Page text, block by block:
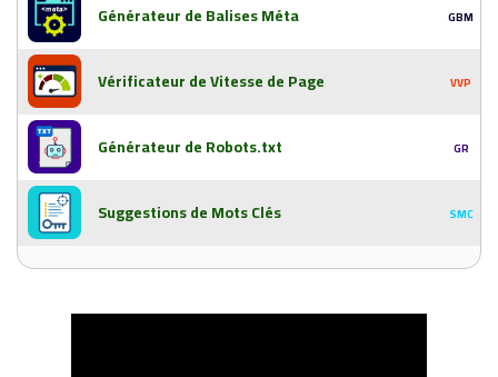
Générateur de Balises Méta GBM
Vérificateur de Vitesse de Page VVP
Générateur de Robots.txt GR
Suggestions de Mots Clés SMC